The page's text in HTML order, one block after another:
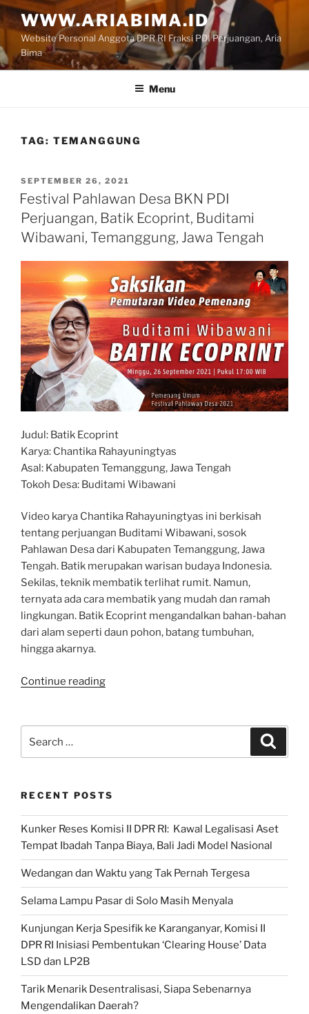
Skip
to
content
WWW.ARIABIMA.ID
Website Personal Anggota DPR RI Fraksi PDI Perjuangan, Aria
Bima
Menu
TAG: TEMANGGUNG
POSTED
ON
SEPTEMBER 26, 2021
Festival Pahlawan Desa BKN PDI
Perjuangan, Batik Ecoprint, Buditami
Wibawani, Temanggung, Jawa Tengah
Judul: Batik Ecoprint
Karya: Chantika Rahayuningtyas
Asal: Kabupaten Temanggung, Jawa Tengah
Tokoh Desa: Buditami Wibawani
Video karya Chantika Rahayuningtyas ini berkisah
tentang perjuangan Buditami Wibawani, sosok
Pahlawan Desa dari Kabupaten Temanggung, Jawa
Tengah. Batik merupakan warisan budaya Indonesia.
Sekilas, teknik membatik terlihat rumit. Namun,
ternyata ada cara membatik yang mudah dan ramah
lingkungan. Batik Ecoprint mengandalkan bahan-bahan
dari alam seperti daun pohon, batang tumbuhan,
hingga akarnya.
Continue reading“Festival
BKN
Ecoprint,
Buditami
Wibawani,
Temanggung,
Jawa
Tengah”
RECENT POSTS
Kunker Reses Komisi II DPR RI: Kawal Legalisasi Aset
Tempat Ibadah Tanpa Biaya, Bali Jadi Model Nasional
Wedangan dan Waktu yang Tak Pernah Tergesa
Selama Lampu Pasar di Solo Masih Menyala
Kunjungan Kerja Spesifik ke Karanganyar, Komisi II
DPR RI Inisiasi Pembentukan ‘Clearing House’ Data
LSD dan LP2B
Tarik Menarik Desentralisasi, Siapa Sebenarnya
Mengendalikan Daerah?